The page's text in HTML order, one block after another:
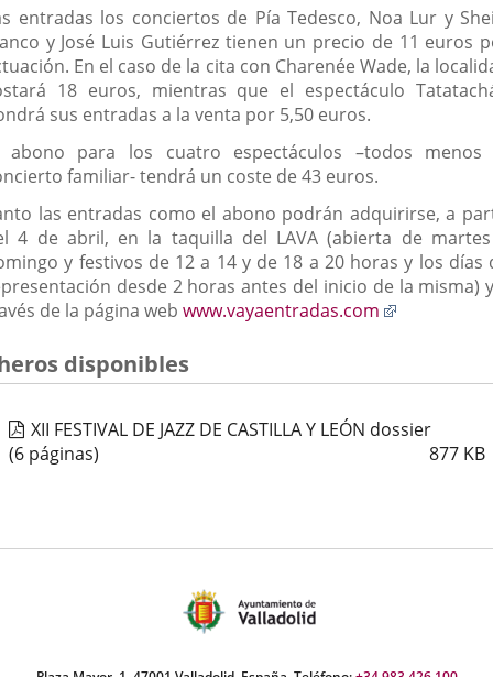
entradas los conciertos de Pía Tedesco, Noa Lur y
y José Luis Gutiérrez tienen un precio de 11 euros
En el caso de la cita con Charenée Wade, la
18 euros, mientras que el espectáculo
sus entradas a la venta por 5,50 euros.
abono para los cuatro espectáculos –todos menos
familiar- tendrá un coste de 43 euros.
las entradas como el abono podrán adquirirse, a
4 de abril, en la taquilla del LAVA (abierta de
y festivos de 12 a 14 y de 18 a 20 horas y los días
desde 2 horas antes del inicio de la misma)
de la página web www.vayaentradas.com
aplicación
disponibles
XII FESTIVAL DE JAZZ DE CASTILLA Y LEÓN dossier
877 KB
(6 páginas)